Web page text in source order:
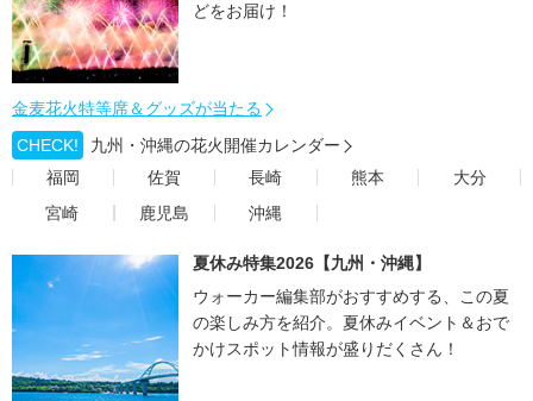
どをお届け！
金麦花火特等席＆グッズが当たる
CHECK!
九州・沖縄の花火開催カレンダー
福岡
佐賀 長崎 熊本
大分
宮崎
鹿児島 沖縄
夏休み特集2026【九州・沖縄】
ウォーカー編集部がおすすめする、この夏
の楽しみ方を紹介。夏休みイベント＆おで
かけスポット情報が盛りだくさん！